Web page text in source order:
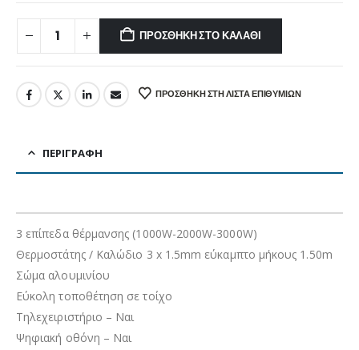
ΠΡΟΣΘΉΚΗ ΣΤΟ ΚΑΛΆΘΙ
ΠΡΟΣΘΉΚΗ ΣΤΗ ΛΊΣΤΑ ΕΠΙΘΥΜΙΏΝ
ΠΕΡΙΓΡΑΦΉ
3 επίπεδα θέρμανσης (1000W-2000W-3000W)
Θερμοστάτης / Καλώδιο 3 x 1.5mm εύκαμπτο μήκους 1.50m
Σώμα αλουμινίου
Εύκολη τοποθέτηση σε τοίχο
Τηλεχειριστήριο – Ναι
Ψηφιακή οθόνη – Ναι